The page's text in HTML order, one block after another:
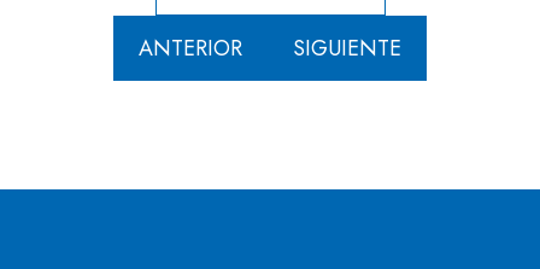
ANTERIOR SIGUIENTE